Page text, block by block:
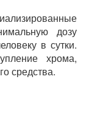
дозу
в сутки.
хрома,
средства.